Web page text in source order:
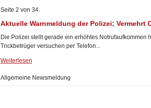
Seite 2 von 34.
Aktuelle Warnmeldung der Polizei;
Die Polizei stellt gerade ein erhöhtes
Trickbetrüger versuchen per Telefon...
Weiterlesen
Allgemeine Newsmeldung